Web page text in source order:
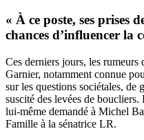
« À ce poste, ses prises
chances d’influencer la
Ces derniers jours, les
Garnier, notamment connue
sur les questions sociétales, de
suscité des levées de
lui-même demandé à Michel
Famille à la sénatrice LR.